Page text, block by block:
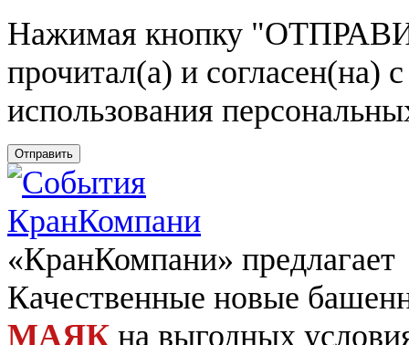
Нажимая кнопку
прочитал(а) и согласен(на)
использования
Отправить
«КранКомпани» предлагает
Качественные новые
МАЯК на выгодных